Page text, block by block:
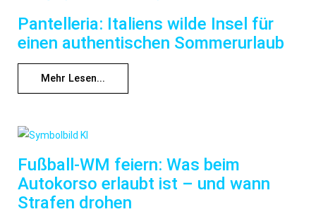
Pantelleria: Italiens wilde Insel für
einen authentischen Sommerurlaub
Mehr Lesen...
Fußball-WM feiern: Was beim
Autokorso erlaubt ist – und wann
Strafen drohen